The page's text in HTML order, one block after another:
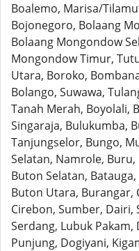
Boalemo, Marisa/
Bojonegoro, Bolaang
Bolaang Mongondow
Mongondow Timur,
Utara, Boroko,
Bolango, Suwawa,
Tanah Merah, Boyolali,
Singaraja, Bulukumba,
Tanjungselor, Bungo,
Selatan, Namrole,
Buton Selatan,
Buton Utara, Burangar,
Cirebon, Sumber, Dairi,
Serdang, Lubuk
Punjung, Dogiyani,